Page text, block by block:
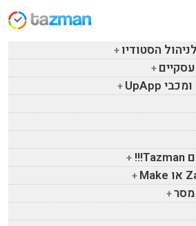
הסטודיו
ומכבי UpApp
Tazman
!!!
או Make